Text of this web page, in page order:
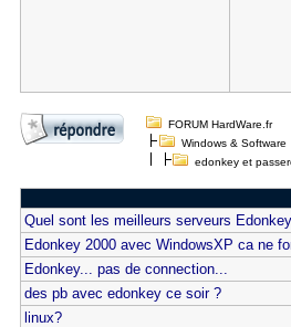
FORUM HardWare.fr
Windows & Software
edonkey et
Quel sont les meilleurs serveurs
Edonkey 2000 avec WindowsXP ca ne
Edonkey... pas de connection...
des pb avec edonkey ce soir ?
linux?